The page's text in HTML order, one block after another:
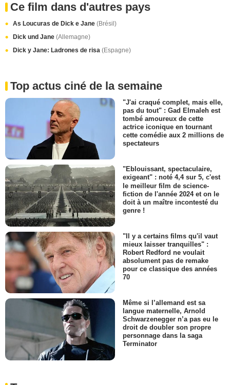
Ce film dans d'autres pays
As Loucuras de Dick e Jane (Brésil)
Dick und Jane (Allemagne)
Dick y Jane: Ladrones de risa (Espagne)
Top actus ciné de la semaine
"J'ai craqué complet, mais elle,
pas du tout" : Gad Elmaleh est
tombé amoureux de cette
actrice iconique en tournant
cette comédie aux 2 millions de
spectateurs
"Eblouissant, spectaculaire,
exigeant" : noté 4,4 sur 5, c'est
le meilleur film de science-
fiction de l'année 2024 et on le
doit à un maître incontesté du
genre !
"Il y a certains films qu'il vaut
mieux laisser tranquilles" :
Robert Redford ne voulait
absolument pas de remake
pour ce classique des années
70
Même si l’allemand est sa
langue maternelle, Arnold
Schwarzenegger n’a pas eu le
droit de doubler son propre
personnage dans la saga
Terminator